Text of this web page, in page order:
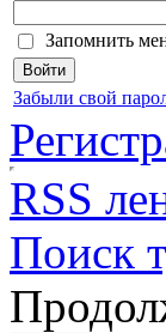
Запомнить
Забыли свой
RSS
Поиск